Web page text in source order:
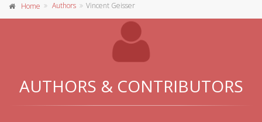
Home Authors Vincent Geisser
AUTHORS & CONTRIBUTORS